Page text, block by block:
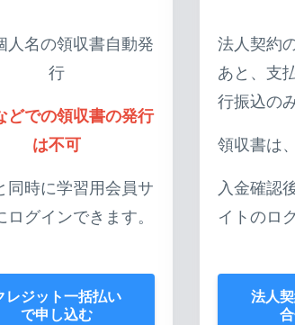
人名の領収書自動発
行
どでの領収書の発行
は不可
同時に学習用会員サ
ログインできます。
レジット一括払い
で申し込む
法人契約
あと、支
行振込の
領収書は
入金確認
イトのロ
法人